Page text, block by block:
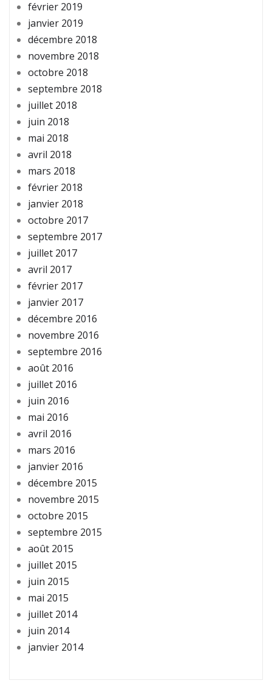
février 2019
janvier 2019
décembre 2018
novembre 2018
octobre 2018
septembre 2018
juillet 2018
juin 2018
mai 2018
avril 2018
mars 2018
février 2018
janvier 2018
octobre 2017
septembre 2017
juillet 2017
avril 2017
février 2017
janvier 2017
décembre 2016
novembre 2016
septembre 2016
août 2016
juillet 2016
juin 2016
mai 2016
avril 2016
mars 2016
janvier 2016
décembre 2015
novembre 2015
octobre 2015
septembre 2015
août 2015
juillet 2015
juin 2015
mai 2015
juillet 2014
juin 2014
janvier 2014